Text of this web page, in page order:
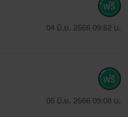
04 มิ.ย. 2566 09:52 น.
05 มิ.ย. 2566 09:08 น.